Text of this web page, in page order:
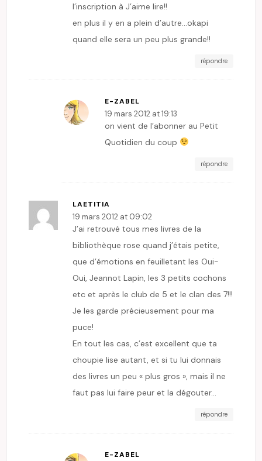
l’inscription à J’aime lire!!
en plus il y en a plein d’autre…okapi
quand elle sera un peu plus grande!!
répondre
E-ZABEL
19 mars 2012 at 19:13
on vient de l’abonner au Petit
Quotidien du coup
répondre
LAETITIA
19 mars 2012 at 09:02
J’ai retrouvé tous mes livres de la
bibliothèque rose quand j’étais petite,
que d’émotions en feuilletant les Oui-
Oui, Jeannot Lapin, les 3 petits cochons
etc et après le club de 5 et le clan des 7!!!
Je les garde précieusement pour ma
puce!
En tout les cas, c’est excellent que ta
choupie lise autant, et si tu lui donnais
des livres un peu « plus gros », mais il ne
faut pas lui faire peur et la dégouter…
répondre
E-ZABEL